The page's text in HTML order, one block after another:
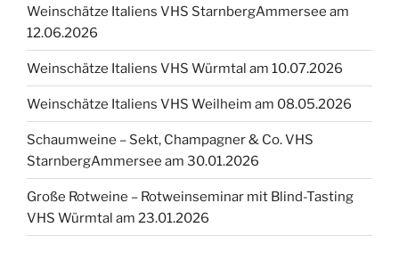
Weinschätze Italiens VHS StarnbergAmmersee am
12.06.2026
Weinschätze Italiens VHS Würmtal am 10.07.2026
Weinschätze Italiens VHS Weilheim am 08.05.2026
Schaumweine – Sekt, Champagner & Co. VHS
StarnbergAmmersee am 30.01.2026
Große Rotweine – Rotweinseminar mit Blind-Tasting
VHS Würmtal am 23.01.2026